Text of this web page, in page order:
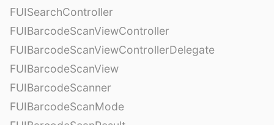
FUISearchController
FUIBarcodeScanViewController
FUIBarcodeScanViewControllerDelegate
FUIBarcodeScanView
FUIBarcodeScanner
FUIBarcodeScanMode